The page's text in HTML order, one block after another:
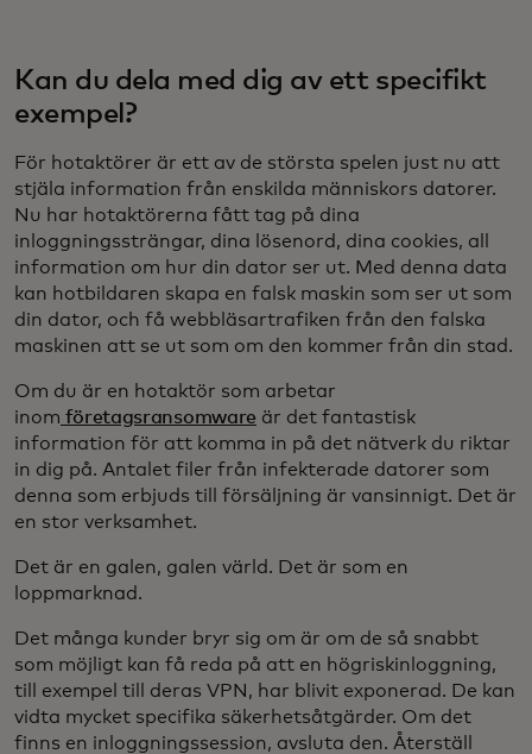
Kan du dela med dig av ett specifikt
exempel?
För hotaktörer är ett av de största spelen just nu att
stjäla information från enskilda människors datorer.
Nu har hotaktörerna fått tag på dina
inloggningssträngar, dina lösenord, dina cookies, all
information om hur din dator ser ut. Med denna data
kan hotbildaren skapa en falsk maskin som ser ut som
din dator, och få webbläsartrafiken från den falska
maskinen att se ut som om den kommer från din stad.
Om du är en hotaktör som arbetar
inom företagsransomware är det fantastisk
information för att komma in på det nätverk du riktar
in dig på. Antalet filer från infekterade datorer som
denna som erbjuds till försäljning är vansinnigt. Det är
en stor verksamhet.
Det är en galen, galen värld. Det är som en
loppmarknad.
Det många kunder bryr sig om är om de så snabbt
som möjligt kan få reda på att en högriskinloggning,
till exempel till deras VPN, har blivit exponerad. De kan
vidta mycket specifika säkerhetsåtgärder. Om det
finns en inloggningssession, avsluta den. Återställ